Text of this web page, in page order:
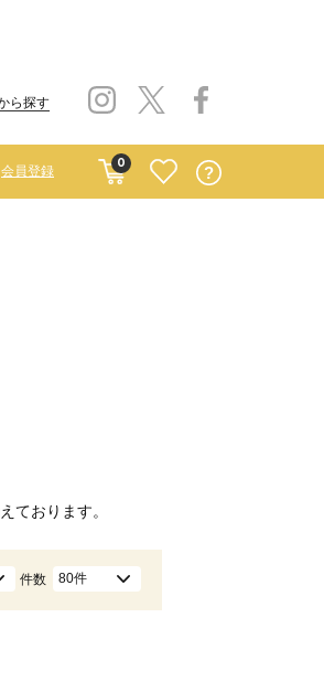
ら探す
0
会員登録
ております。
件数 80件